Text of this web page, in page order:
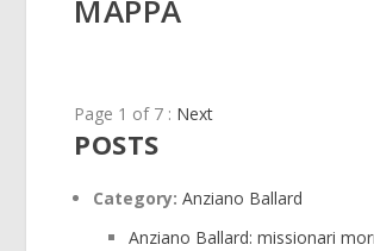
MAPPA
Page 1 of 7 : Next
POSTS
Category: Anziano Ballard
Anziano Ballard: missionari